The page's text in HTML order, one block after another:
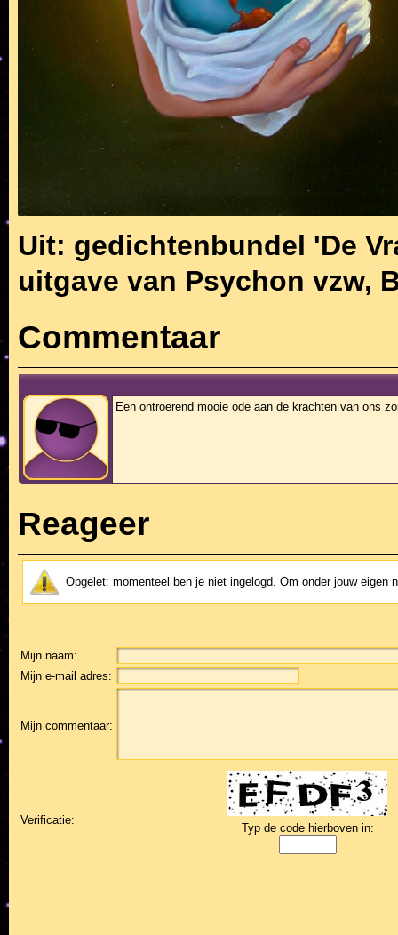
Uit: gedichtenbundel 'De
uitgave van Psychon vzw,
Commentaar
Een ontroerend mooie ode aan de krachten van ons
Reageer
Opgelet: momenteel ben je niet ingelogd. Om onder jouw
Mijn naam:
Mijn e-mail adres:
Mijn commentaar:
Verificatie:
Typ de code hierboven in: